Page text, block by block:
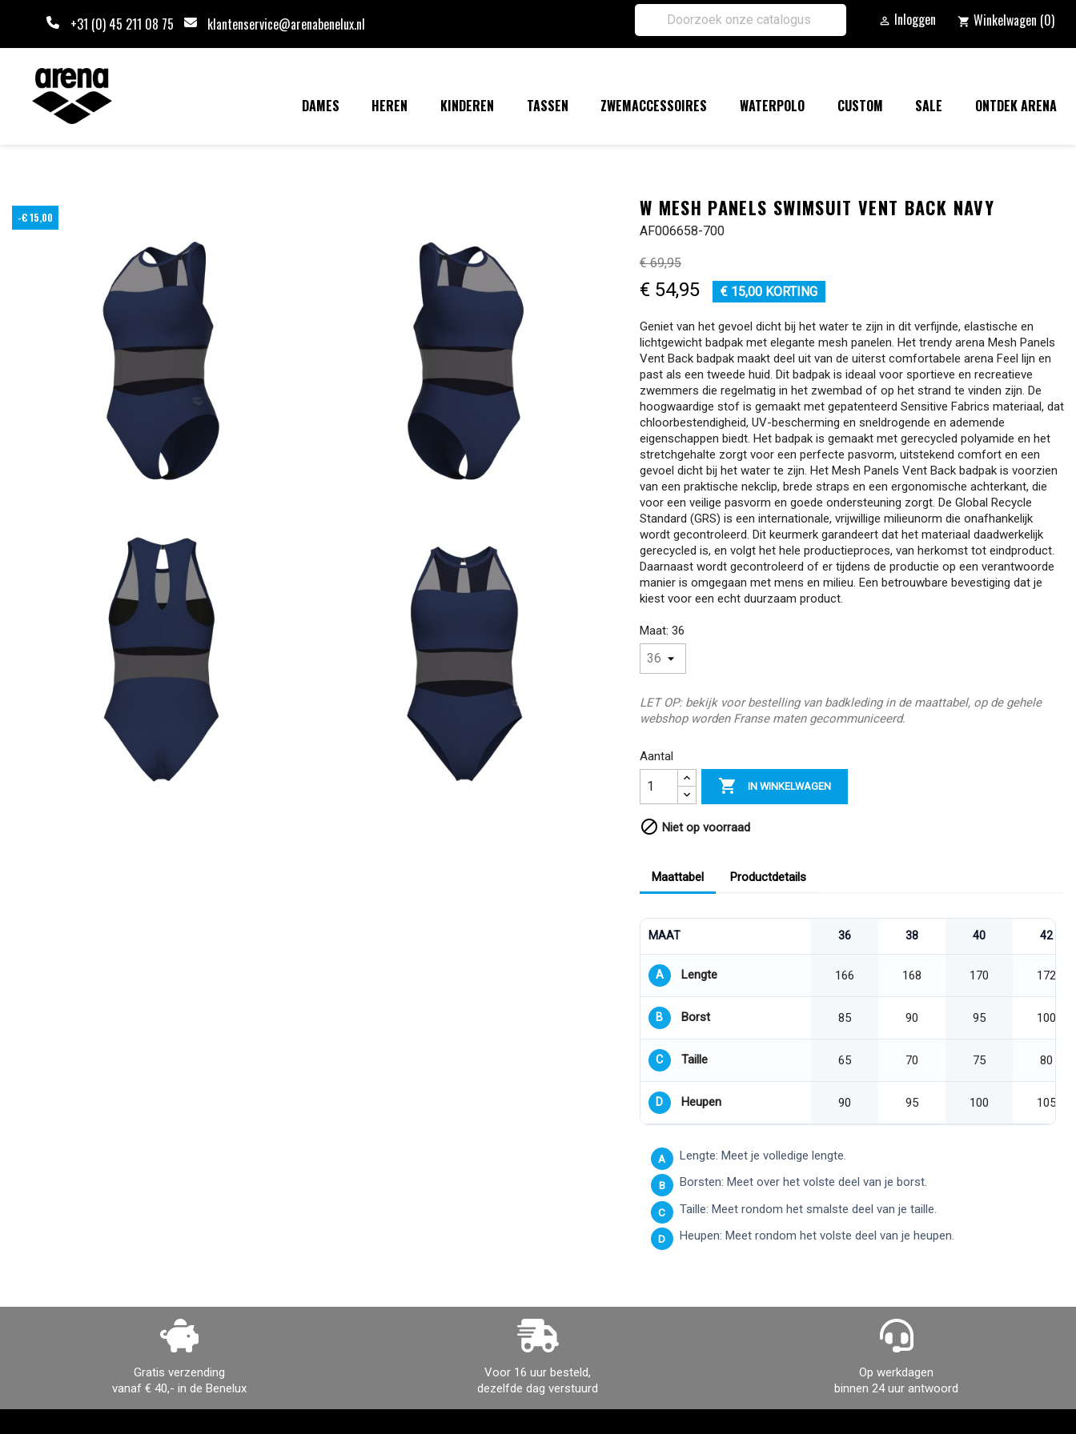
+31 (0) 45 211 08 75 klantenservice@arenabenelux.nl  Inloggen shopping_cart Winkelwagen (0)
DAMES HEREN KINDEREN TASSEN ZWEMACCESSOIRES WATERPOLO CUSTOM SALE ONTDEK ARENA
-€ 15,00 W MESH PANELS SWIMSUIT VENT BACK NAVY
AF006658-700
€ 69,95
€ 54,95 € 15,00 KORTING
Geniet van het gevoel dicht bij het water te zijn in dit verfijnde, elastische en
lichtgewicht badpak met elegante mesh panelen. Het trendy arena Mesh Panels
Vent Back badpak maakt deel uit van de uiterst comfortabele arena Feel lijn en
past als een tweede huid. Dit badpak is ideaal voor sportieve en recreatieve
zwemmers die regelmatig in het zwembad of op het strand te vinden zijn. De
hoogwaardige stof is gemaakt met gepatenteerd Sensitive Fabrics materiaal, dat
chloorbestendigheid, UV-bescherming en sneldrogende en ademende
eigenschappen biedt. Het badpak is gemaakt met gerecycled polyamide en het
stretchgehalte zorgt voor een perfecte pasvorm, uitstekend comfort en een
gevoel dicht bij het water te zijn. Het Mesh Panels Vent Back badpak is voorzien
van een praktische nekclip, brede straps en een ergonomische achterkant, die
voor een veilige pasvorm en goede ondersteuning zorgt. De Global Recycle
Standard (GRS) is een internationale, vrijwillige milieunorm die onafhankelijk
wordt gecontroleerd. Dit keurmerk garandeert dat het materiaal daadwerkelijk
gerecycled is, en volgt het hele productieproces, van herkomst tot eindproduct.
Daarnaast wordt gecontroleerd of er tijdens de productie op een verantwoorde
manier is omgegaan met mens en milieu. Een betrouwbare bevestiging dat je
kiest voor een echt duurzaam product.
Maat: 36
LET OP: bekijk voor bestelling van badkleding in de maattabel, op de gehele
webshop worden Franse maten gecommuniceerd.
Aantal
 IN WINKELWAGEN
 Niet op voorraad
Maattabel Productdetails
MAAT 36 38 40 42
A Lengte 166 168 170 172
B Borst 85 90 95 100
C Taille 65 70 75 80
D Heupen 90 95 100 105
A Lengte: Meet je volledige lengte.
B Borsten: Meet over het volste deel van je borst.
C Taille: Meet rondom het smalste deel van je taille.
D Heupen: Meet rondom het volste deel van je heupen.
Gratis verzending
vanaf € 40,- in de Benelux
Voor 16 uur besteld,
dezelfde dag verstuurd
Op werkdagen
binnen 24 uur antwoord